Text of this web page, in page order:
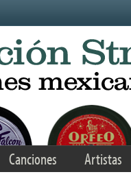
Canciones Artistas